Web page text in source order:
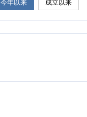
今年以来 成立以来